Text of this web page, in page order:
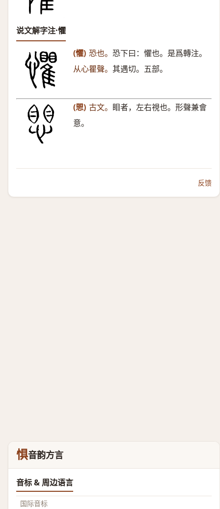
说文解字注·懼
(懼) 恐也。 恐下曰：懼也。是爲轉注。
从心瞿聲。 其遇切。五部。
(愳) 古文。 䀠者，左右視也。形聲兼會
意。
反馈
惧音韵方言
音标 & 周边语言
国际音标